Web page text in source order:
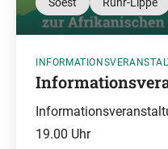
19.00 Uhr